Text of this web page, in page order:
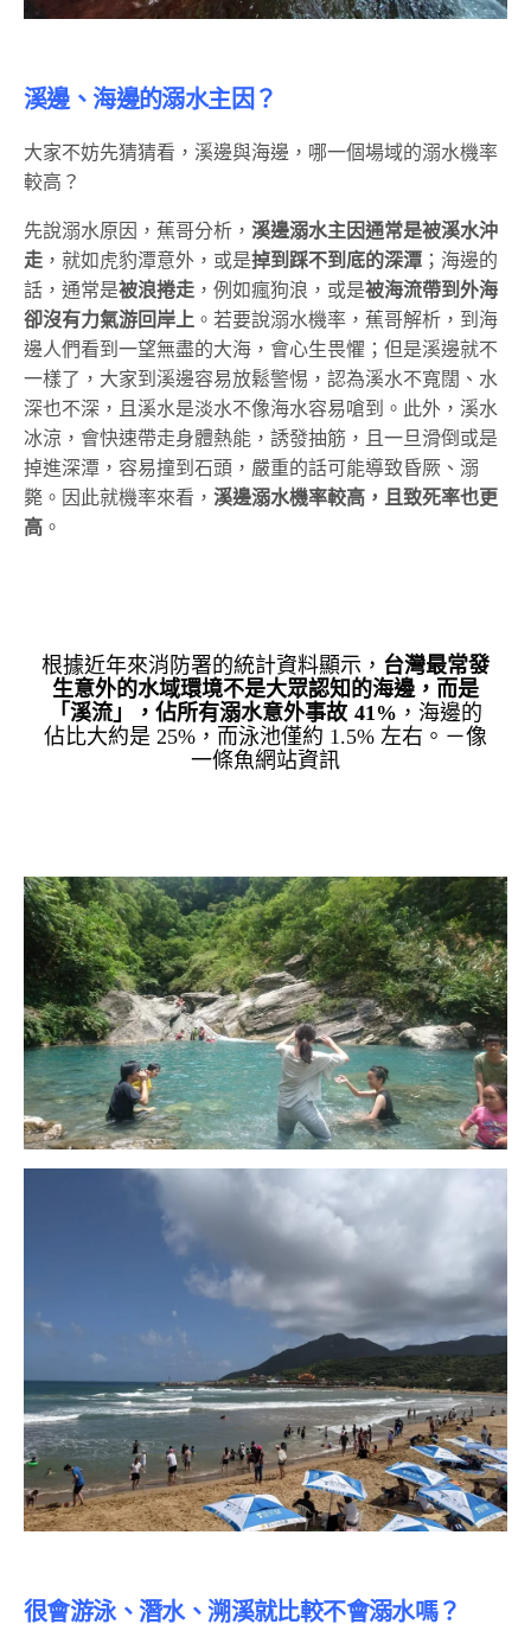
溪邊、海邊的溺水主因？
大家不妨先猜猜看，溪邊與海邊，哪一個場域的溺水機率
較高？
先說溺水原因，蕉哥分析， 溪邊溺水主因通常是被溪水沖
走 ，就如虎豹潭意外，或是掉到踩不到底的深潭 ；海邊的
話，通常是被浪捲走 ，例如瘋狗浪，或是被海流帶到外海
卻沒有力氣游回岸上 。若要說溺水機率，蕉哥解析，到海
邊人們看到一望無盡的大海，會心生畏懼；但是溪邊就不
一樣了，大家到溪邊容易放鬆警惕，認為溪水不寬闊、水
深也不深，且溪水是淡水不像海水容易嗆到。此外，溪水
冰涼，會快速帶走身體熱能，誘發抽筋，且一旦滑倒或是
掉進深潭，容易撞到石頭，嚴重的話可能導致昏厥、溺
斃。因此就機率來看， 溪邊溺水機率較高，且致死率也更
高 。
根據近年來消防署的統計資料顯示， 台灣最常發
生意外的水域環境不是大眾認知的海邊，而是
「溪流」，佔所有溺水意外事故 41% ，海邊的
佔比大約是 25%，而泳池僅約 1.5% 左右。－像
一條魚網站資訊
很會游泳、潛水、溯溪就比較不會溺水嗎？